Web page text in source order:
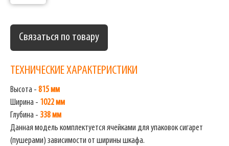
Связаться по товару
ТЕХНИЧЕСКИЕ ХАРАКТЕРИСТИКИ
Высота - 815 мм
Ширина - 1022 мм
Глубина - 338 мм
Данная модель комплектуется ячейками для упаковок сигарет
(пушерами) зависимости от ширины шкафа.